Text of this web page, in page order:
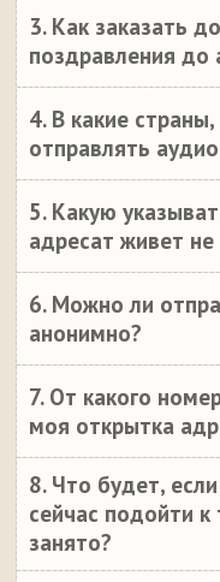
3. Как заказать
поздравления до
4. В какие
отправлять
5. Какую
адресат живет
6. Можно ли
анонимно?
7. От какого
моя открытка
8. Что будет,
сейчас подойти к
занято?